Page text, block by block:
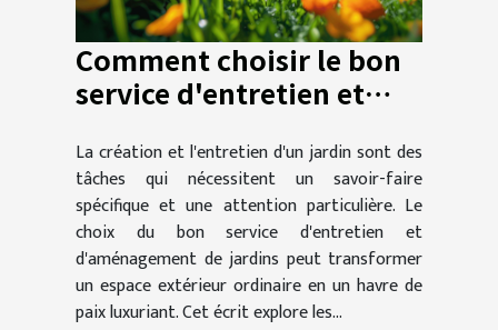
Comment choisir le bon
service d'entretien et
jardins
La création et l'entretien d'un jardin sont des
tâches qui nécessitent un savoir-faire
spécifique et une attention particulière. Le
choix du bon service d'entretien et
d'aménagement de jardins peut transformer
un espace extérieur ordinaire en un havre de
paix luxuriant. Cet écrit explore les...